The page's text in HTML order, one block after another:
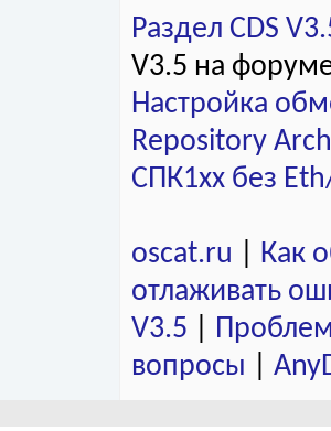
Раздел CDS
V3.5 на
Настройка
Repository
СПК1хх без
oscat.ru
Как
отлаживать
V3.5
вопросы